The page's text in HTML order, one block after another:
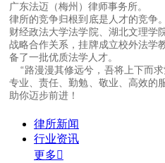
广东法迈（梅州）律师事务所。
律所的竞争归根到底是人才的竞争
财经政法大学法学院、湖北文理学
战略合作关系，挂牌成立校外法学
备了一批优质法学人才。
“路漫漫其修远兮，吾将上下而
专业、责任、勤勉、敬业、高效的
助你迈步前进！
律所新闻
行业资讯
更多